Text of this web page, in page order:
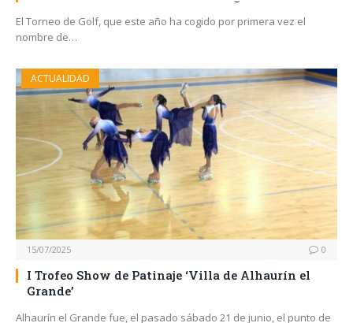
El Torneo de Golf, que este año ha cogido por primera vez el
nombre de…
ACTUALIDAD
15/07/2025 0
I Trofeo Show de Patinaje ‘Villa de Alhaurín el
Grande’
Alhaurín el Grande fue, el pasado sábado 21 de junio, el punto de